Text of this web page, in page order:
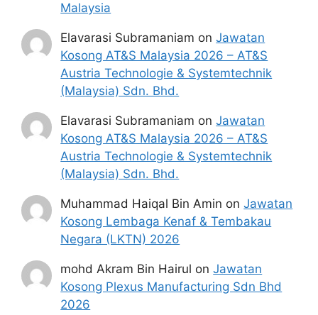
Malaysia
Elavarasi Subramaniam onJawatan
Kosong AT&S Malaysia 2026 – AT&S
Austria Technologie & Systemtechnik
(Malaysia) Sdn. Bhd.
Elavarasi Subramaniam onJawatan
Kosong AT&S Malaysia 2026 – AT&S
Austria Technologie & Systemtechnik
(Malaysia) Sdn. Bhd.
Muhammad Haiqal Bin Amin onJawatan
Kosong Lembaga Kenaf & Tembakau
Negara (LKTN) 2026
mohd Akram Bin Hairul onJawatan
Kosong Plexus Manufacturing Sdn Bhd
2026